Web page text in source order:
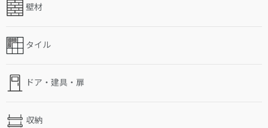
壁材
タイル
ドア・建具・扉
収納